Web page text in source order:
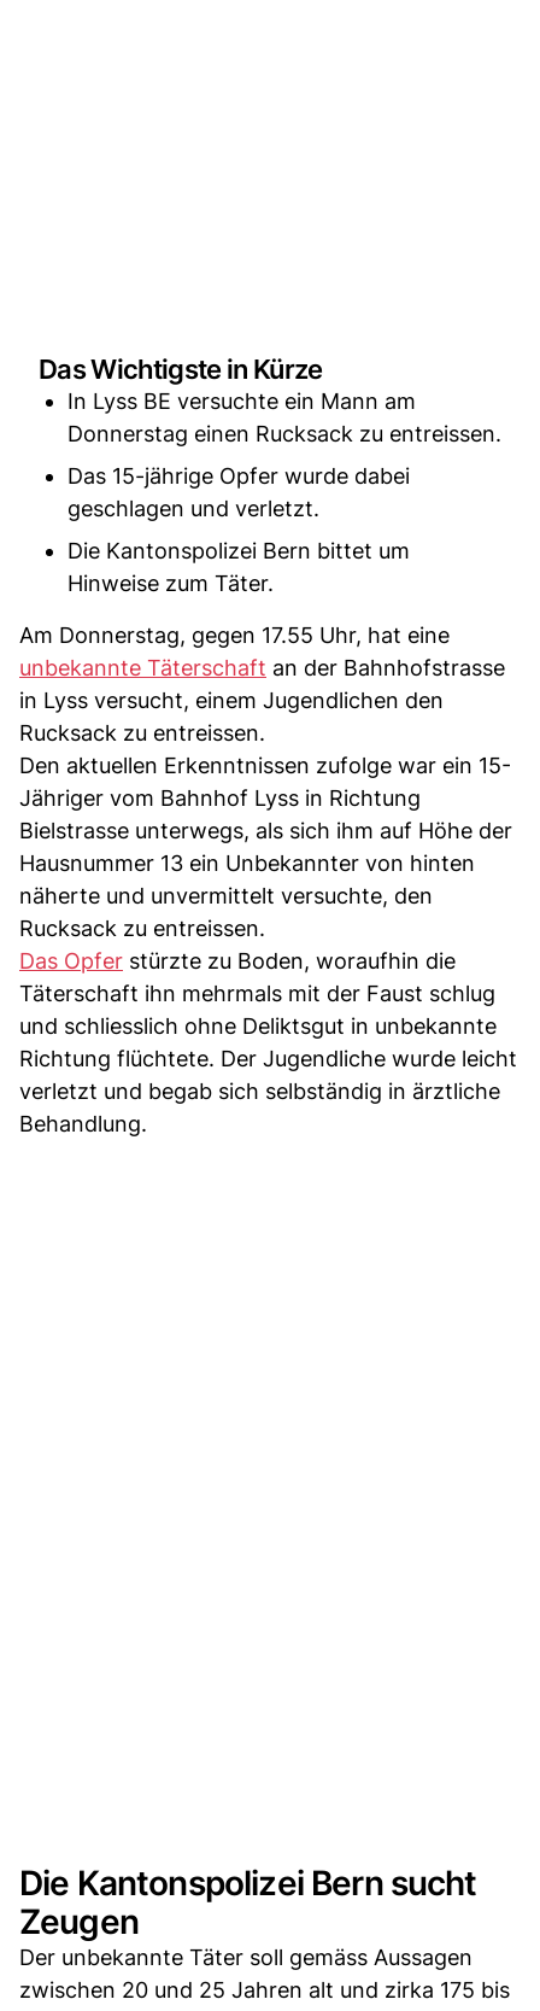
Das Wichtigste in Kürze
In Lyss BE versuchte ein Mann am
Donnerstag einen Rucksack zu entreissen.
Das 15-jährige Opfer wurde dabei
geschlagen und verletzt.
Die Kantonspolizei Bern bittet um
Hinweise zum Täter.
Am Donnerstag, gegen 17.55 Uhr, hat eine
unbekannte Täterschaft an der Bahnhofstrasse
in Lyss versucht, einem Jugendlichen den
Rucksack zu entreissen.
Den aktuellen Erkenntnissen zufolge war ein 15-
Jähriger vom Bahnhof Lyss in Richtung
Bielstrasse unterwegs, als sich ihm auf Höhe der
Hausnummer 13 ein Unbekannter von hinten
näherte und unvermittelt versuchte, den
Rucksack zu entreissen.
Das Opfer stürzte zu Boden, woraufhin die
Täterschaft ihn mehrmals mit der Faust schlug
und schliesslich ohne Deliktsgut in unbekannte
Richtung flüchtete. Der Jugendliche wurde leicht
verletzt und begab sich selbständig in ärztliche
Behandlung.
Die Kantonspolizei Bern sucht
Zeugen
Der unbekannte Täter soll gemäss Aussagen
zwischen 20 und 25 Jahren alt und zirka 175 bis